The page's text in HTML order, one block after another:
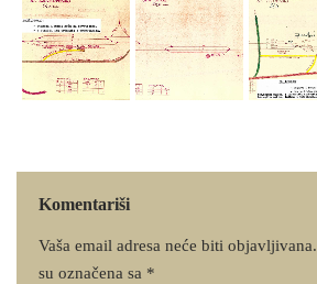
Komentariši
Vaša email adresa neće biti objavljivana.
su označena sa *